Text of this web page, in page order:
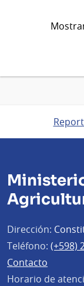
Dirección:
Teléfono: (+598)
Contacto
Horario de